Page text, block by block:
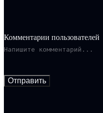
Комментарии пользователей
Отправить